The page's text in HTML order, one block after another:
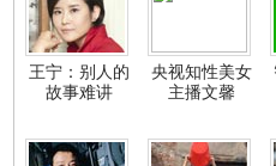
王宁：别人的
故事难讲
央视知性美女
主播文馨